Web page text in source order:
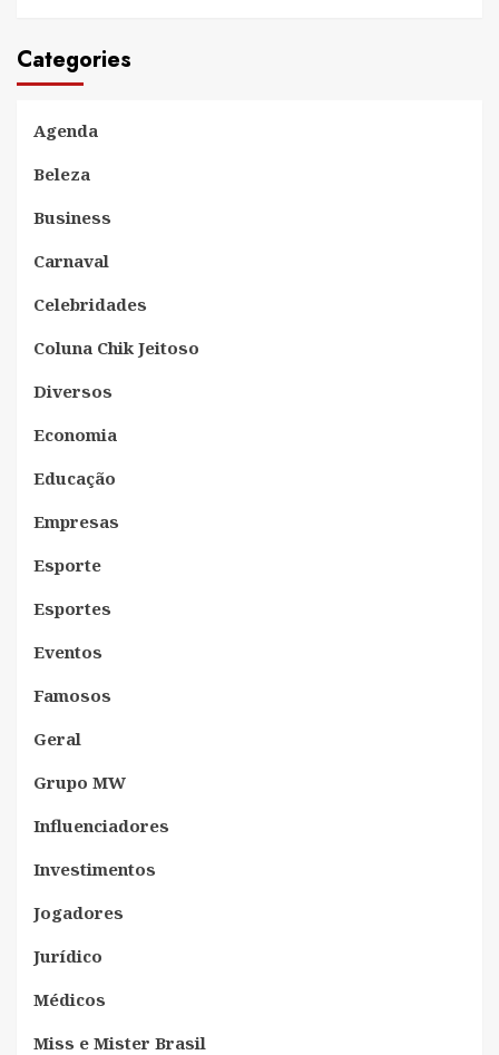
Categories
Agenda
Beleza
Business
Carnaval
Celebridades
Coluna Chik Jeitoso
Diversos
Economia
Educação
Empresas
Esporte
Esportes
Eventos
Famosos
Geral
Grupo MW
Influenciadores
Investimentos
Jogadores
Jurídico
Médicos
Miss e Mister Brasil